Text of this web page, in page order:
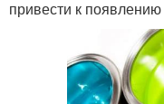
привести к